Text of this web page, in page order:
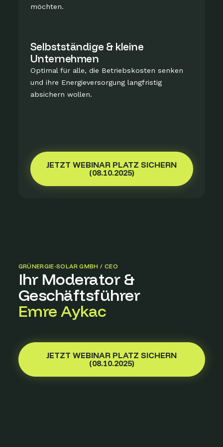
möchten.
Selbstständige & kleine
Unternehmen
Optimal für alle, die Betriebskosten senken
und ihre Energieversorgung langfristig
absichern wollen.
JETZT WEBINAR PLATZ SICHERN
(08.10.2025)
GRÜNERGIE-SOLAR GMBH / CEO
Ihr Moderator &
Geschäftsführer
Emre Aykac
JETZT WEBINAR PLATZ SICHERN
(08.10.2025)